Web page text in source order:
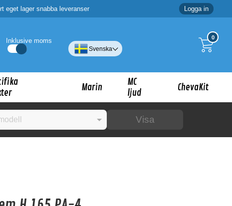
eget lager snabba leveranser Logga in
0
Inklusive moms
Svenska
Marin
MC
ljud
ChevaKit
Visa